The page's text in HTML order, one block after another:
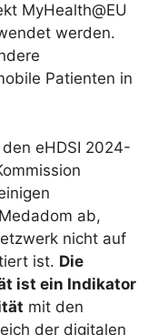
MyHealth@EU
werden.
Patienten in
eHDSI 2024-
ab,
nicht auf
ist. Die
ist ein Indikator
mit den
der digitalen